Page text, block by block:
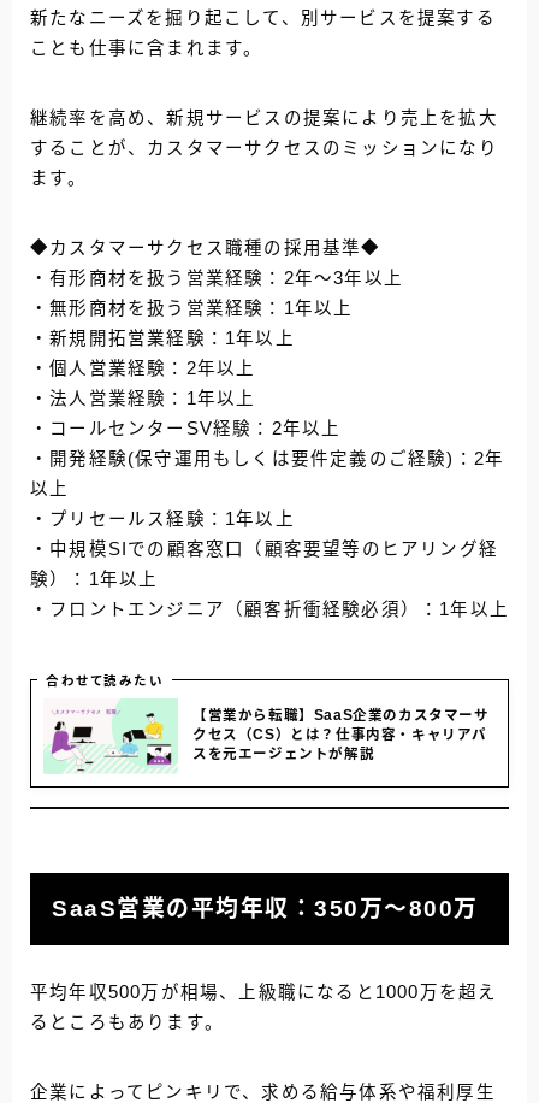
新たなニーズを掘り起こして、別サービスを提案する
ことも仕事に含まれます。
継続率を高め、新規サービスの提案により売上を拡大
することが、カスタマーサクセスのミッションになり
ます。
◆カスタマーサクセス職種の採用基準◆
・有形商材を扱う営業経験：2年〜3年以上
・無形商材を扱う営業経験：1年以上
・新規開拓営業経験：1年以上
・個人営業経験：2年以上
・法人営業経験：1年以上
・コールセンターSV経験：2年以上
・開発経験(保守運用もしくは要件定義のご経験)：2年
以上
・プリセールス経験：1年以上
・中規模SIでの顧客窓口（顧客要望等のヒアリング経
験）：1年以上
・フロントエンジニア（顧客折衝経験必須）：1年以上
合わせて読みたい
【営業から転職】SaaS企業のカスタマーサ
クセス（CS）とは？仕事内容・キャリアパ
スを元エージェントが解説
SaaS営業の平均年収：350万～800万
平均年収500万が相場、上級職になると1000万を超え
るところもあります。
企業によってピンキリで、求める給与体系や福利厚生